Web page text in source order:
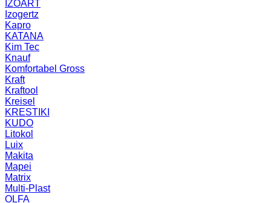
IZOART
Izogertz
Kapro
KATANA
Kim Tec
Knauf
Komfortabel Gross
Kraft
Kraftool
Kreisel
KRESTIKI
KUDO
Litokol
Luix
Makita
Mapei
Matrix
Multi-Plast
OLFA